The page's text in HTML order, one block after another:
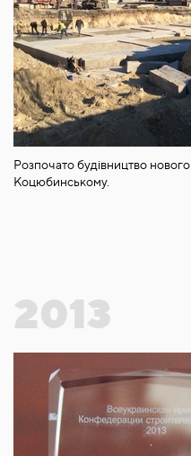
Розпочато будівництво
Коцюбинському.
2013